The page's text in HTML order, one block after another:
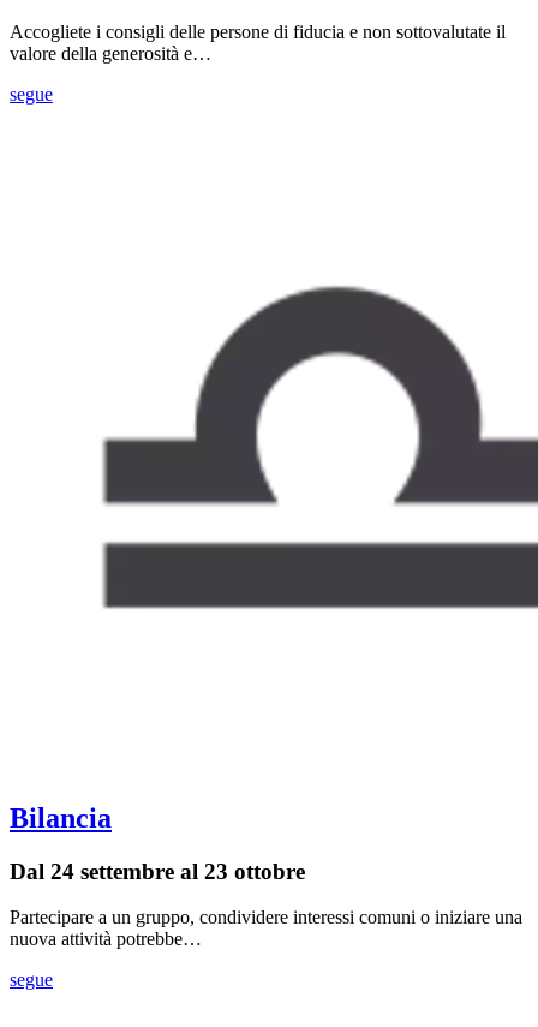
Accogliete i consigli delle persone di fiducia e non sottovalutate il
valore della generosità e…
segue
Bilancia
Dal 24 settembre al 23 ottobre
Partecipare a un gruppo, condividere interessi comuni o iniziare una
nuova attività potrebbe…
segue